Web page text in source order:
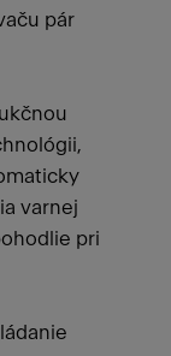
pár
varnej
pri